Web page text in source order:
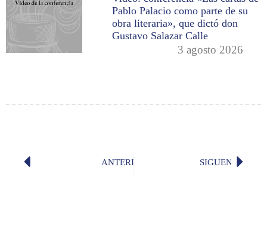
Pablo Palacio como parte de su
obra literaria», que dictó don
Gustavo Salazar Calle
3 agosto 2026
ANTERIOR «Las ciencias y las artes en época
SIGUENTEVideo: